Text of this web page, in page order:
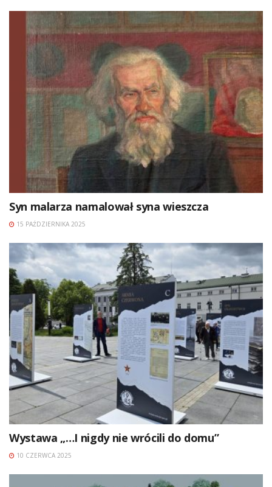
Syn malarza namalował syna wieszcza
15 PAŹDZIERNIKA 2025
Wystawa „…I nigdy nie wrócili do domu”
10 CZERWCA 2025